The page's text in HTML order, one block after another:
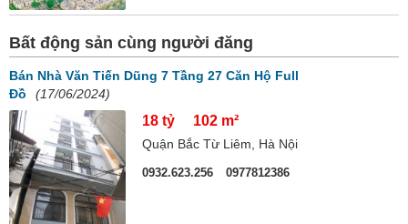
Bất động sản cùng người đăng
Bán Nhà Văn Tiến Dũng 7 Tầng 27 Căn Hộ Full
Đồ
(17/06/2024)
18 tỷ 102 m²
Quận Bắc Từ Liêm, Hà Nội
0932.623.256 0977812386